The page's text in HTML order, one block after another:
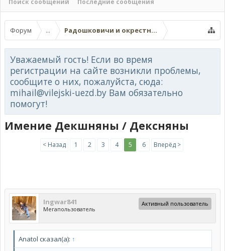
Поиск сообщений Последние сообщения
Форум ... Радошковичи и окрестности
Уважаемый гость! Если во время
регистрации на сайте возникли проблемы,
сообщите о них, пожалуйста, сюда:
mihail@vilejski-uezd.by Вам обязательно
помогут!
Имение Декшняны / Дексняны
< Назад 1 2 3 4 5 6 Вперёд >
Ingwar841
Мегапользователь
Активный пользователь
Anatol сказал(а): ↑